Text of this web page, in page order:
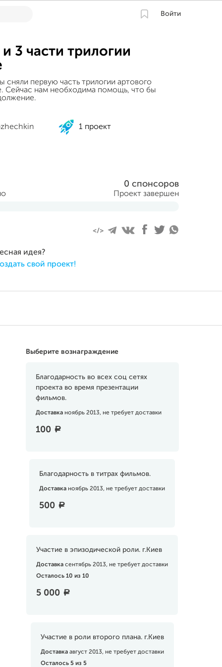
Войти
3 части трилогии
сняли первую часть трилогии артового
Сейчас нам необходима помощь, что бы
1 проект
0 спонсоров
Проект завершен
идея?
свой проект!
Выберите вознаграждение
Благодарность во всех соц сетях
проекта во время презентации
фильмов.
Доставка ноябрь 2013, не требует доставки
100 a
Благодарность в титрах фильмов.
Доставка ноябрь 2013, не требует доставки
500 a
Участие в эпизодической роли. г.Киев
Доставкасентябрь 2013, не требует доставки
Осталось 10 из 10
5 000 a
Участие в роли второго плана. г.Киев
Доставка август 2013, не требует доставки
Осталось 5 из 5